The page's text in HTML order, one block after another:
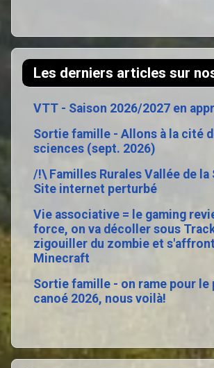
Les derniers articles sur
VTT - Saison 2026/2027 en
Sortie famille - Allons à la cité
sciences (sept. 2026)
/!\ Familles Rurales Vallée de la
Site internet perturbé
Vie associative = le gaming
force, on va décoller sous
zigouiller du zombie et
Minecraft
Sortie famille - on rame pour le
canoé 2026, nous voilà!